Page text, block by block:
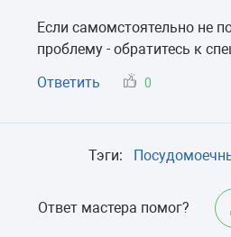
Если самомстоятельно не
проблему - обратитесь к
Ответить
0
Тэги:
Ответ мастера помог?